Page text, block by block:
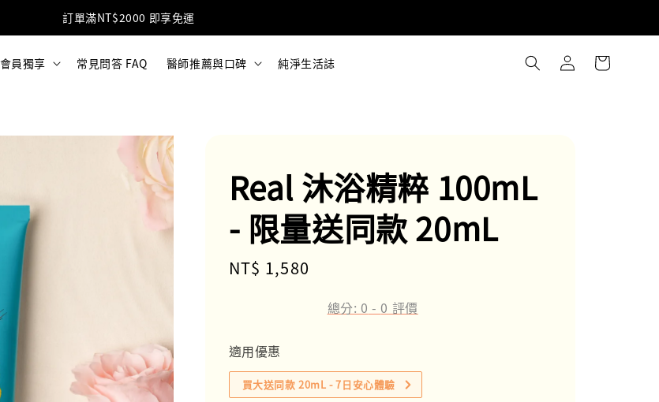
加入LINE好友 獲得免運優惠碼(點擊加入)
會員獨享 常見問答 FAQ 醫師推薦與口碑 純淨生活誌
Real 沐浴精粹 100mL
- 限量送同款 20mL
Regular
NT$ 1,580
總分: 0 - 0 評價
適用優惠
買大送同款 20mL - 7日安心體驗